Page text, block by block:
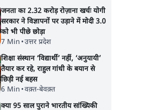
जनता का 2.32 करोड़ रोज़ाना खर्चः योगी
सरकार ने विज्ञापनों पर उड़ाने में मोदी 3.0
को भी पीछे छोड़ा
7 Min •उत्तर प्रदेश
शिक्षा संस्थान ‘विद्यार्थी’ नहीं, ‘अनुयायी’
तैयार कर रहे, राहुल गांधी के बयान से
छिड़ी नई बहस
6 Min •वक़्त-बेवक़्त
क्या 95 साल पुराने भारतीय सांख्यिकी